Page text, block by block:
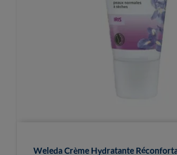
Weleda Crème Hydratante